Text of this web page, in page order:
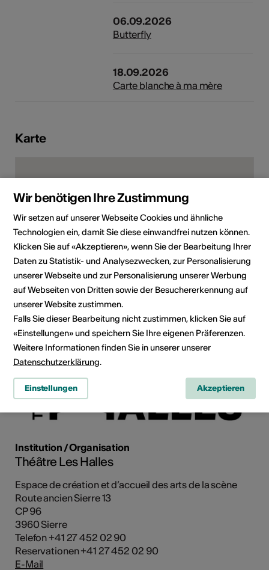
06.09.2026
Butterfly
18.09.2026
Carte blanche à ma mère
Karte
Route ancien Sierre 13, 3960 Sierre
Route planen
ÖV Fahrplan
Institution / Organisation
Théâtre Les Halles
Espace de création et d’accueil des arts de la scène
Route ancien Sierre 13
CP 96
3960 Sierre
Telefon +41 27 452 02 90
Reservationen +41 27 452 02 90
E-Mail
Wir benötigen Ihre Zustimmung
Wir setzen auf unserer Webseite Cookies und ähnliche
Technologien ein, damit Sie diese einwandfrei nutzen können.
Klicken Sie auf «Akzeptieren», wenn Sie der Bearbeitung Ihrer
Daten zu Statistik- und Analysezwecken, zur Personalisierung
unserer Webseite und zur Personalisierung unserer Werbung
auf Webseiten von Dritten sowie der Besuchererkennung auf
unserer Website zustimmen.
Falls Sie dieser Bearbeitung nicht zustimmen, klicken Sie auf
«Einstellungen» und speichern Sie Ihre eigenen Präferenzen.
Weitere Informationen finden Sie in unserer unserer
Datenschutzerklärung.
Einstellungen Akzeptieren